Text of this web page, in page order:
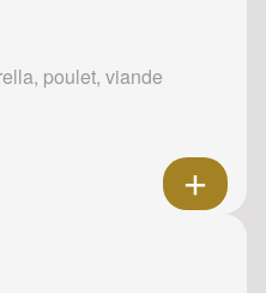
poulet, viande